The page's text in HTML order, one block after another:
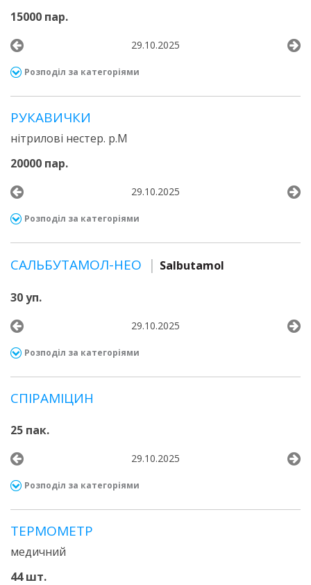
15000 пар.
29.10.2025
Розподіл за категоріями
РУКАВИЧКИ
нітрилові нестер. р.М
20000 пар.
29.10.2025
Розподіл за категоріями
САЛЬБУТАМОЛ-НЕО Salbutamol
30 уп.
29.10.2025
Розподіл за категоріями
СПІРАМІЦИН
25 пак.
29.10.2025
Розподіл за категоріями
ТЕРМОМЕТР
медичний
44 шт.